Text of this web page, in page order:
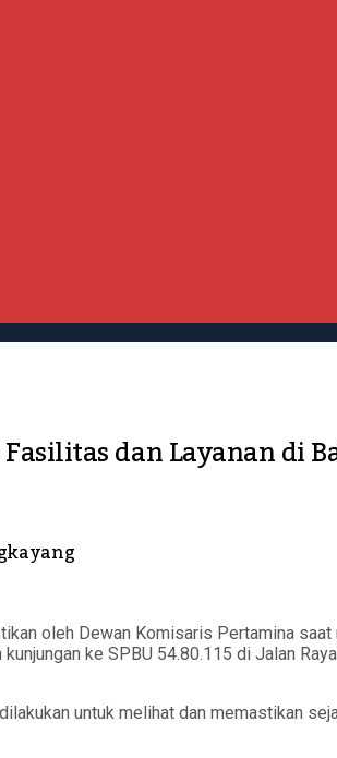
dan Layanan di
oleh Dewan Komisaris Pertamina saat
ke SPBU 54.80.115 di Jalan
untuk melihat dan memastikan